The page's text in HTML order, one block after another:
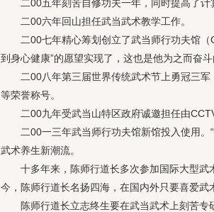
二00五年刻苦自修功夫一年，同时提高了计
二00六年回山担任武当武术教学工作。
二00七年精心筹划创立了武当师行功夫馆（
到身心健康”的愿望实现了，这也是他为之而奋斗
二00八年第三届世界传统武术节上勇冠三军
等荣誉称号。
二00九年受武当山特区政府诚邀担任由CCTV
二00一三年武当师行功夫馆新馆投入使用。“
武术养生新潮流。
十多年来，陈师行道长多次参加国际大型武
今，陈师行道长名扬四海，在国内外只要喜爱武
陈师行道长立志终生要在武当武术上刻苦专